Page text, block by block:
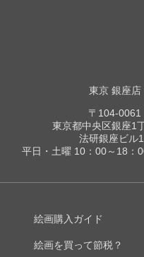
東京 銀座店
〒104-0061
東京都中央区銀座1
法研銀座ビル
平日・土曜 10：00～18：
絵画購入ガイド
絵画を買って節税？